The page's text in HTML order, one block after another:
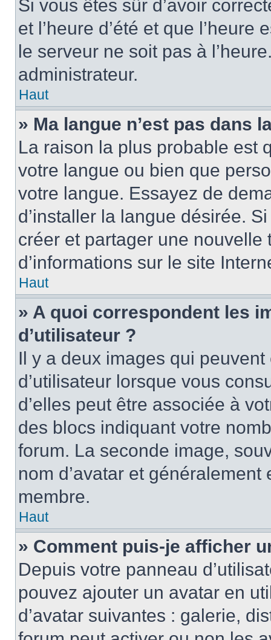
Si vous êtes sûr d’avoir
et l’heure d’été et que
le serveur ne soit pas à
administrateur.
Haut
» Ma langue n’est pas dans
La raison la plus probable est
votre langue ou bien que
votre langue. Essayez de
d’installer la langue désirée.
créer et partager une
d’informations sur le site
Haut
» A quoi correspondent les
d’utilisateur ?
Il y a deux images qui
d’utilisateur lorsque vous
d’elles peut être associée à
des blocs indiquant votre
forum. La seconde image,
nom d’avatar et
membre.
Haut
» Comment puis-je afficher
Depuis votre panneau
pouvez ajouter un avatar en
d’avatar suivantes : galerie,